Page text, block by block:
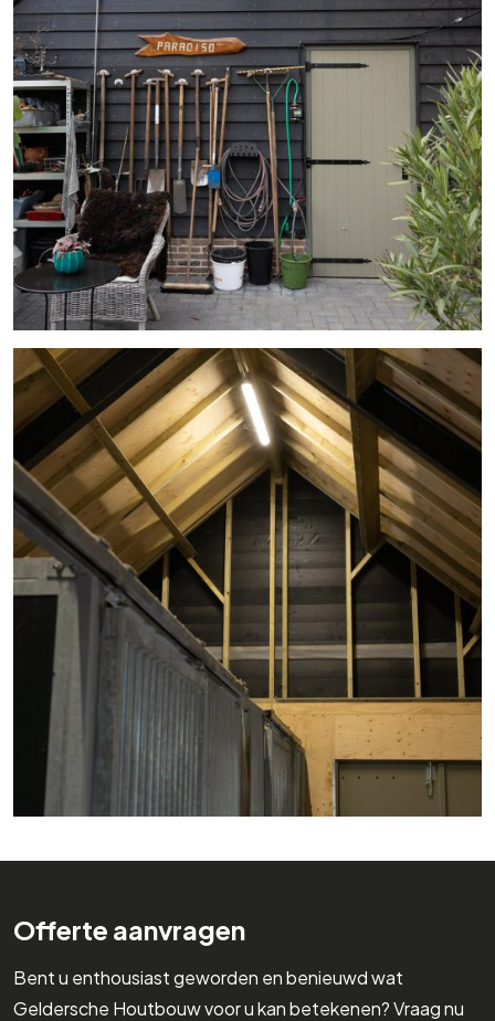
Offerte aanvragen
Bent u enthousiast geworden en benieuwd wat
Geldersche Houtbouw voor u kan betekenen? Vraag nu